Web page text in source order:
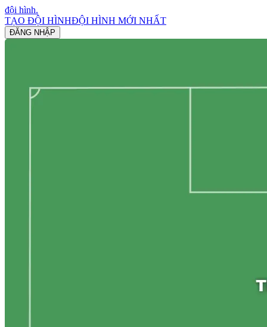
đội hình.
TẠO ĐỘI HÌNHĐỘI HÌNH MỚI NHẤT
ĐĂNG NHẬP